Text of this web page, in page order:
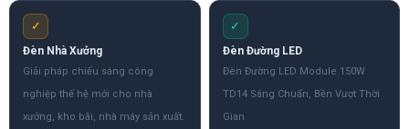
✓
Đèn Nhà Xưởng
Giải pháp chiếu sáng công
nghiệp thế hệ mới cho nhà
xưởng, kho bãi, nhà máy sản xuất.
✓
Đèn Đường LED
Đèn Đường LED Module 150W
TD14 Sáng Chuẩn, Bền Vượt Thời
Gian